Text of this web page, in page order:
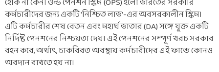
কর্মচারীদের জন্য একটি 'নিশ্চিত লাভ'-এর অবসরকালীন স্কিম।
এটি কর্মচারীর শেষ বেতন এবং মহার্ঘ ভাতার (DA) সঙ্গে যুক্ত একটি
নির্দিষ্ট পেনশনের নিশ্চয়তা দেয়। এই পেনশনের সম্পূর্ণ খরচ সরকার
বহন করে, অর্থাৎ, চাকরিরত অবস্থায় কর্মচারীদের এই ফান্ডে কোনও
অবদান রাখতে হয় না।